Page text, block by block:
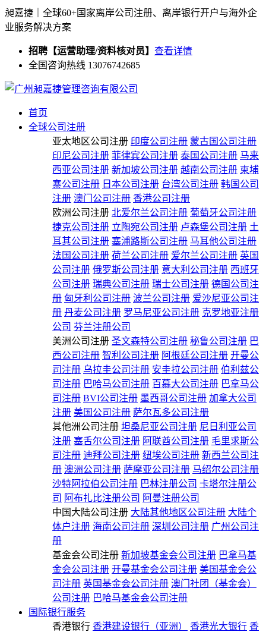
昶嘉捷｜全球60+国家离岸公司注册、离岸银行开户与海外企
业服务解决方案
招聘【运营助理/资料核对员】 查看详情
全国咨询热线 13076742685
首页
全球公司注册
亚太地区公司注册 印度公司注册 蒙古国公司注册
印尼公司注册 菲律宾公司注册 泰国公司注册 马来
西亚公司注册 新加坡公司注册 越南公司注册 柬埔
寨公司注册 日本公司注册 台湾公司注册 韩国公司
注册 澳门公司注册 香港公司注册
欧洲公司注册 北爱尔兰公司注册 葡萄牙公司注册
捷克公司注册 立陶宛公司注册 卢森堡公司注册 土
耳其公司注册 塞浦路斯公司注册 马耳他公司注册
法国公司注册 荷兰公司注册 爱尔兰公司注册 英国
公司注册 俄罗斯公司注册 意大利公司注册 西班牙
公司注册 瑞典公司注册 瑞士公司注册 德国公司注
册 匈牙利公司注册 波兰公司注册 爱沙尼亚公司注
册 丹麦公司注册 罗马尼亚公司注册 克罗地亚注册
公司 芬兰注册公司
美洲公司注册 圣文森特公司注册 秘鲁公司注册 巴
西公司注册 智利公司注册 阿根廷公司注册 开曼公
司注册 乌拉圭公司注册 安圭拉公司注册 伯利兹公
司注册 巴哈马公司注册 百慕大公司注册 巴拿马公
司注册 BVI公司注册 墨西哥公司注册 加拿大公司
注册 美国公司注册 萨尔瓦多公司注册
其他洲公司注册 坦桑尼亚公司注册 尼日利亚公司
注册 塞舌尔公司注册 阿联酋公司注册 毛里求斯公
司注册 迪拜公司注册 纽埃公司注册 新西兰公司注
册 澳洲公司注册 萨摩亚公司注册 马绍尔公司注册
沙特阿拉伯公司注册 巴林注册公司 卡塔尔注册公
司 阿布扎比注册公司 阿曼注册公司
中国大陆公司注册 大陆其他地区公司注册 大陆个
体户注册 海南公司注册 深圳公司注册 广州公司注
册
基金会公司注册 新加坡基金会公司注册 巴拿马基
金会公司注册 开曼基金会公司注册 美国基金会公
司注册 英国基金会公司注册 澳门社团（基金会）
公司注册 巴哈马基金会公司注册
国际银行服务
香港银行 香港建设银行（亚洲） 香港光大银行 香